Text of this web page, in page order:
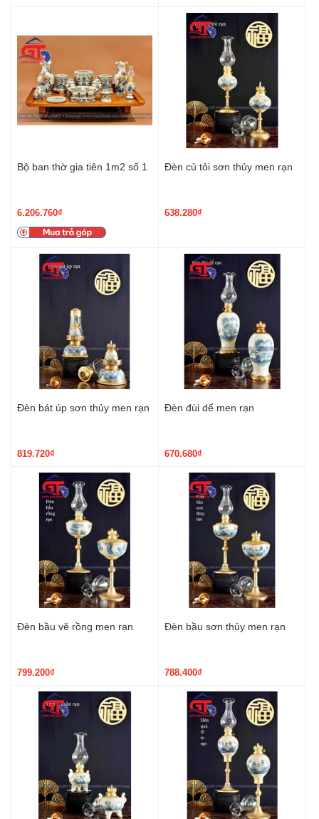
Bộ ban thờ gia tiên 1m2 số 1
6.206.760₫
Đèn củ tỏi sơn thủy men rạn
638.280₫
Đèn bát úp sơn thủy men rạn
819.720₫
Đèn đùi dế men rạn
670.680₫
Đèn bầu vẽ rồng men rạn
799.200₫
Đèn bầu sơn thủy men rạn
788.400₫